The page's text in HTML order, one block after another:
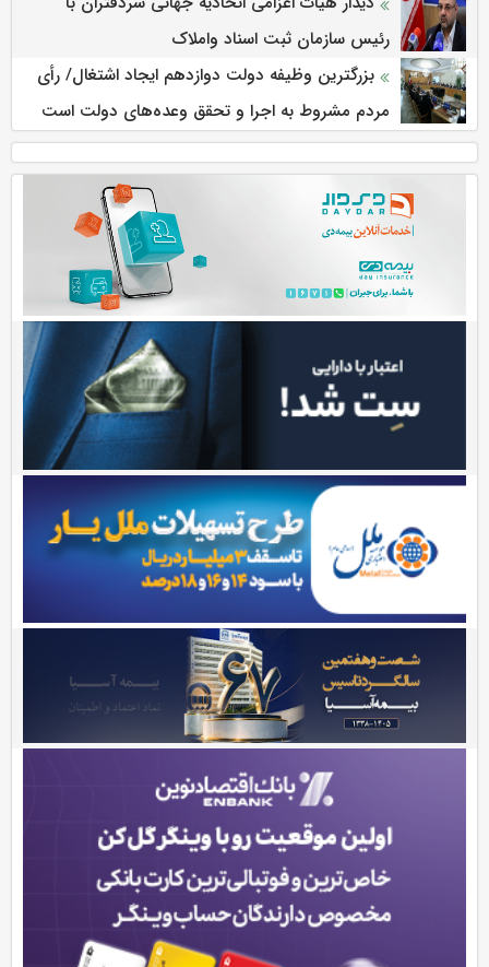
رئیس سازمان ثبت اسناد واملاک
بزرگترین وظیفه دولت دوازدهم ایجاد اشتغال/ رأی
مردم مشروط به اجرا و تحقق وعده‌های دولت است